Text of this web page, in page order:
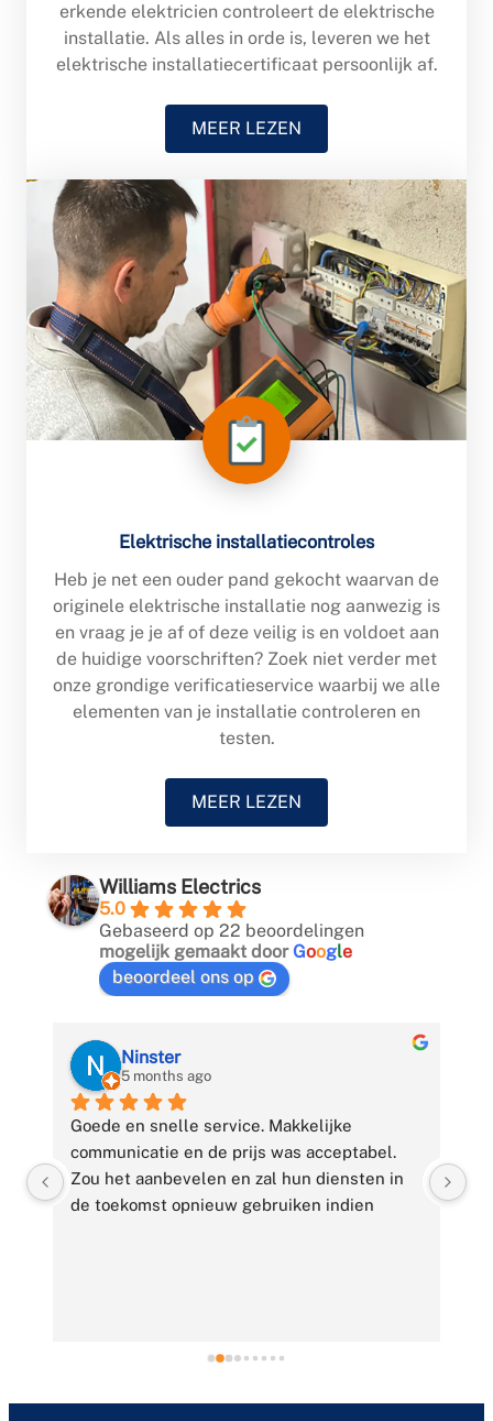
erkende elektricien controleert de elektrische
installatie. Als alles in orde is, leveren we het
elektrische installatiecertificaat persoonlijk af.
MEER LEZEN
Elektrische installatiecontroles
Heb je net een ouder pand gekocht waarvan de
originele elektrische installatie nog aanwezig is
en vraag je je af of deze veilig is en voldoet aan
de huidige voorschriften? Zoek niet verder met
onze grondige verificatieservice waarbij we alle
elementen van je installatie controleren en
testen.
MEER LEZEN
Williams Electrics
5.0
Gebaseerd op 22 beoordelingen
mogelijk gemaakt door Google
beoordeel ons op
Ninster
5 months ago
Goede en snelle service. Makkelijke
communicatie en de prijs was acceptabel.
Zou het aanbevelen en zal hun diensten in
de toekomst opnieuw gebruiken indien